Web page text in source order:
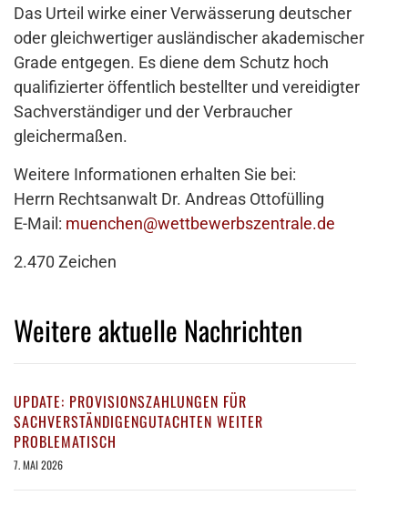
Das Urteil wirke einer Verwässerung deutscher
oder gleichwertiger ausländischer akademischer
Grade entgegen. Es diene dem Schutz hoch
qualifizierter öffentlich bestellter und vereidigter
Sachverständiger und der Verbraucher
gleichermaßen.
Weitere Informationen erhalten Sie bei:
Herrn Rechtsanwalt Dr. Andreas Ottofülling
E-Mail: muenchen@wettbewerbszentrale.de
2.470 Zeichen
Weitere aktuelle Nachrichten
UPDATE: PROVISIONSZAHLUNGEN FÜR
SACHVERSTÄNDIGENGUTACHTEN WEITER
PROBLEMATISCH
7. MAI 2026